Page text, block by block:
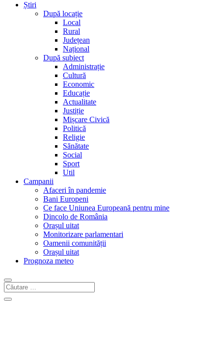
Știri
După locație
Local
Rural
Județean
Național
După subiect
Administrație
Cultură
Economic
Educație
Actualitate
Justiție
Mișcare Civică
Politică
Religie
Sănătate
Social
Sport
Util
Campanii
Afaceri în pandemie
Bani Europeni
Ce face Uniunea Europeană pentru mine
Dincolo de România
Orașul uitat
Monitorizare parlamentari
Oamenii comunității
Orașul uitat
Prognoza meteo